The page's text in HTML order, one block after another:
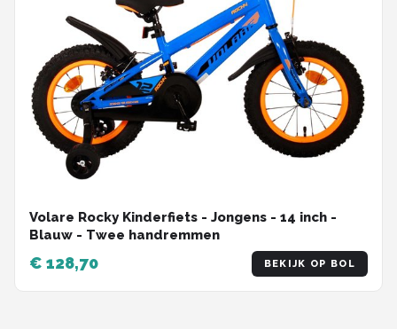
Volare Rocky Kinderfiets - Jongens - 14 inch -
Blauw - Twee handremmen
€ 128,70 BEKIJK OP BOL